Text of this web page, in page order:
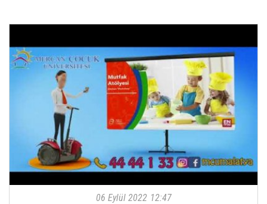
06 Eylül 2022 12:47